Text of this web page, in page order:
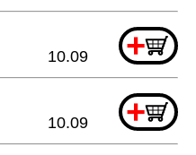
+
10.09
+
10.09